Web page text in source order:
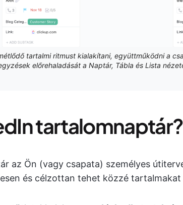
tartalmi ritmust kialakítani, együttműködni a
előrehaladását a Naptár, Tábla és Lista
tartalomnaptár?
az Ön (vagy csapata) személyes
és célzottan tehet közzé tartalmakat